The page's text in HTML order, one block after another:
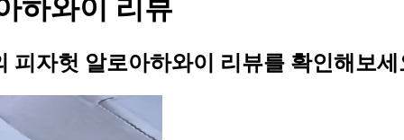
하와이 리뷰
피자헛 알로아하와이 리뷰를 확인해보세